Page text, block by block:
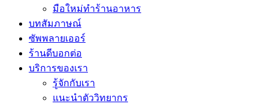
มือใหม่ทำร้านอาหาร
บทสัมภาษณ์
ซัพพลายเออร์
ร้านดีบอกต่อ
บริการของเรา
รู้จักกับเรา
แนะนำตัววิทยากร